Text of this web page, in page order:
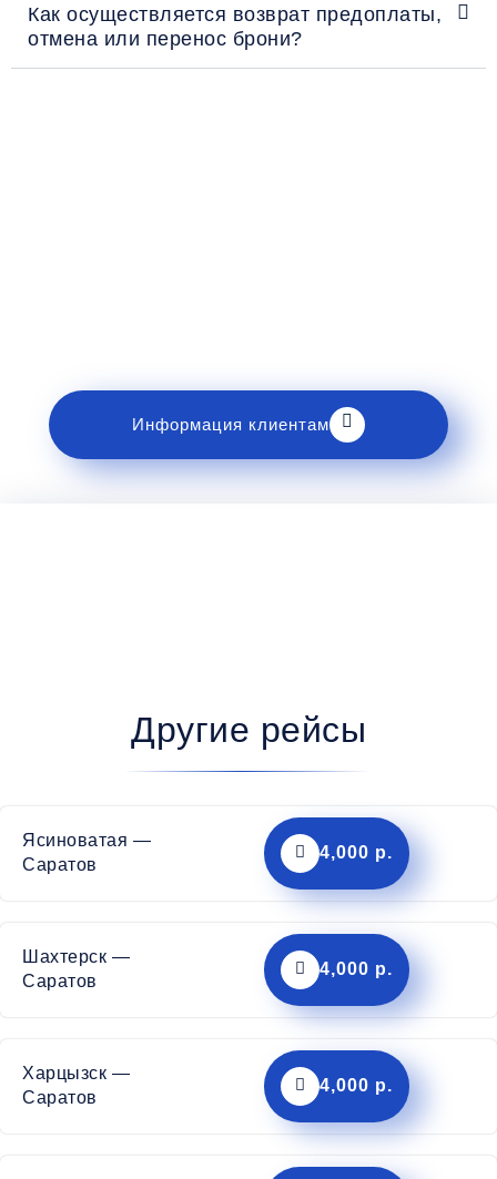
Как осуществляется возврат предоплаты,
отмена или перенос брони?
Информация клиентам
Другие рейсы
Ясиноватая —
Саратов
4,000 р.
Шахтерск —
Саратов
4,000 р.
Харцызск —
Саратов
4,000 р.